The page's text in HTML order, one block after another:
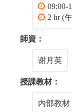
09:00-
2 hr (
師資：
谢月英
授課教材：
内部教材